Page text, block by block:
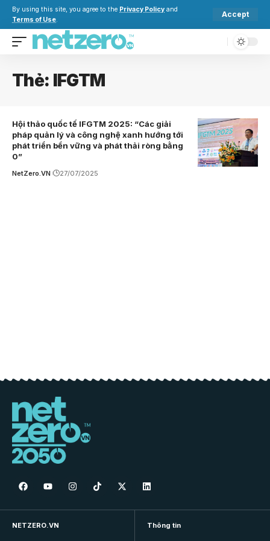
By using this site, you agree to the Privacy Policy and
Terms of Use.
Accept
Thẻ: IFGTM
Hội thảo quốc tế IFGTM 2025: “Các giải
pháp quản lý và công nghệ xanh hướng tới
phát triển bền vững và phát thải ròng bằng
0”
NetZero.VN 27/07/2025
NETZERO.VN Thông tin